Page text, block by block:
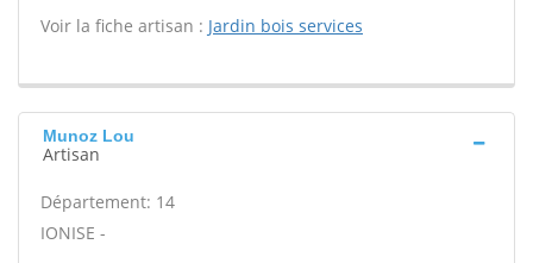
Voir la fiche artisan : Jardin bois services
Munoz Lou
Artisan
Département: 14
IONISE -